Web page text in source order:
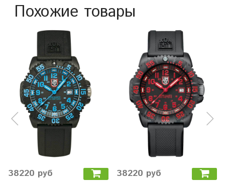
Похожие товары
38220 руб 38220 руб